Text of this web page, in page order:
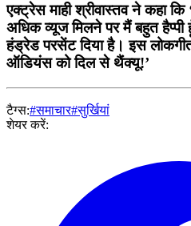
एक्ट्रेस माही श्रीवास्तव ने कहा
अधिक व्यूज मिलने पर मैं बहुत
हंड्रेड परसेंट दिया है। इस
ऑडियंस को दिल से थैंक्यू!’
टैग्स:#समाचार#सुर्खियां
शेयर करें: